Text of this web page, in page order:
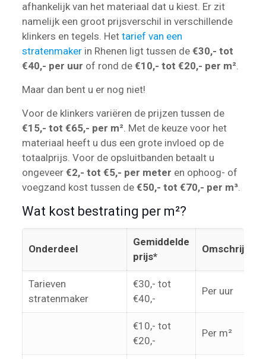
afhankelijk van het materiaal dat u kiest. Er zit
namelijk een groot prijsverschil in verschillende
klinkers en tegels. Het tarief van een
stratenmakerin Rhenen ligt tussen de €30,- tot
€40,- per uur of rond de €10,- tot €20,- per m².
Maar dan bent u er nog niet!
Voor de klinkers variëren de prijzen tussen de
€15,- tot €65,- per m². Met de keuze voor het
materiaal heeft u dus een grote invloed op de
totaalprijs. Voor de opsluitbanden betaalt u
ongeveer €2,- tot €5,- per meter en ophoog- of
voegzand kost tussen de €50,- tot €70,- per m³.
Wat kost bestrating per m²?
Onderdeel
Gemiddelde
prijs*
Omschrijving
Tarieven
stratenmaker
€30,- tot
€40,-
Per uur
€10,- tot
€20,-
Per m²